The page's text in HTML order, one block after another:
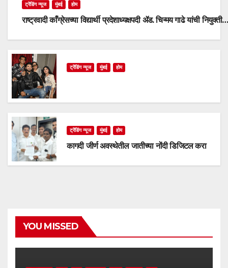
ट्रेंडिंग न्यूज मुंबई होम
राष्ट्रवादी काँग्रेसच्या विद्यार्थी प्रदेशाध्यक्षपदी ॲड. चिन्मय गाढे यांची नियुक्ती…
ट्रेंडिंग न्यूज मुंबई होम
ट्रेंडिंग न्यूज मुंबई होम
कागदी जीर्ण अवस्थेतील जातीच्या नोंदी डिजिटल करा
YOU MISSED